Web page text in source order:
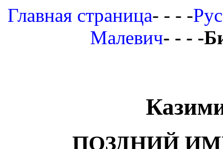
Главная страница- - - -
Малевич- - - -
ПОЗДНИЙ